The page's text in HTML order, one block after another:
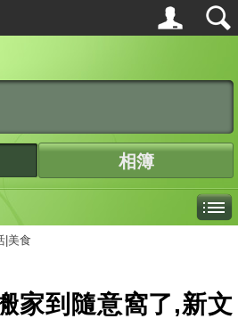
相簿
|美食
家到隨意窩了,新文